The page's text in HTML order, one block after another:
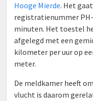
Hooge Mierde. Het
registratienummer PH-
minuten. Het toestel
afgelegd met een
kilometer per uur op
meter.
De meldkamer heeft
vlucht is daarom